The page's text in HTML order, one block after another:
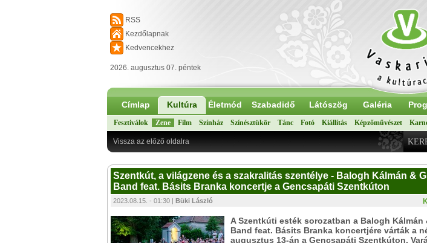
RSS
Kezdőlapnak
Kedvencekhez
2026. augusztus 07. péntek
Címlap Kultúra Életmód Szabadidő Látószög Galéria
Fesztiválok Zene Film Színház Színésztükör Tánc Fotó Kiállítás Képzőművészet
Vissza az előző oldalra
Szentkút, a világzene és a szakralitás szentélye - Balogh Kálmán &
Band feat. Básits Branka koncertje a Gencsapáti Szentkúton
2023.08.15. - 01:30 | Büki László
A Szentkúti esték sorozatban a Balogh Kálmán
Band feat. Básits Branka koncertjére várták a
augusztus 13-án a Gencsapáti Szentkúton.